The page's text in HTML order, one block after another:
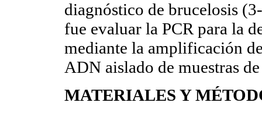
diagnóstico de brucelosis
fue evaluar la PCR para la
mediante la amplificación
ADN aislado de muestras
MATERIALES Y